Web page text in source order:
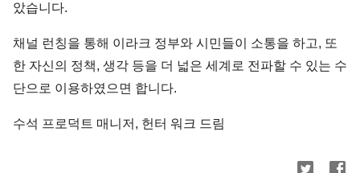
았습니다.
채널 런칭을 통해 이라크 정부와 시민들이 소통을 하고, 또
한 자신의 정책, 생각 등을 더 넓은 세계로 전파할 수 있는 수
단으로 이용하였으면 합니다.
수석 프로덕트 매니저, 헌터 워크 드림